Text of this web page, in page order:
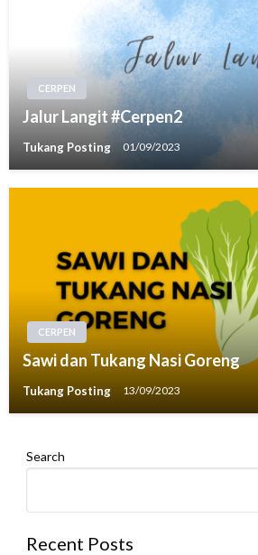
CERPEN
Jalur Langit #Cerpen2
Tukang Posting 01/09/2023
CERPEN
Sawi dan Tukang Nasi Goreng
Tukang Posting 13/09/2023
Search
Recent Posts